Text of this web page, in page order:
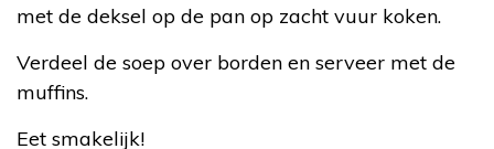
met de deksel op de pan op zacht vuur koken.
Verdeel de soep over borden en serveer met de
muffins.
Eet smakelijk!